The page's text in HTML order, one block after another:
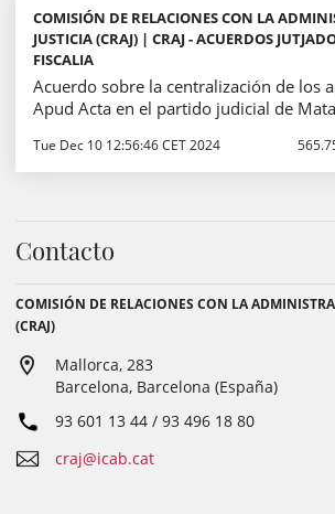
COMISIÓN DE RELACIONES CON LA
JUSTICIA (CRAJ) | CRAJ - ACUERDOS
FISCALIA
Acuerdo sobre la centralización de los
Apud Acta en el partido judicial de
Tue Dec 10 12:56:46 CET 2024
Contacto
COMISIÓN DE RELACIONES CON LA
(CRAJ)
Mallorca, 283
Barcelona, Barcelona (España)
93 601 13 44 / 93 496 18 80
craj@icab.cat